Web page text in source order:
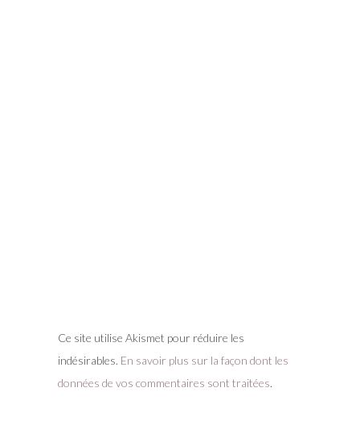
Ce site utilise Akismet pour réduire les
indésirables. En savoir plus sur la façon dont les
données de vos commentaires sont traitées.